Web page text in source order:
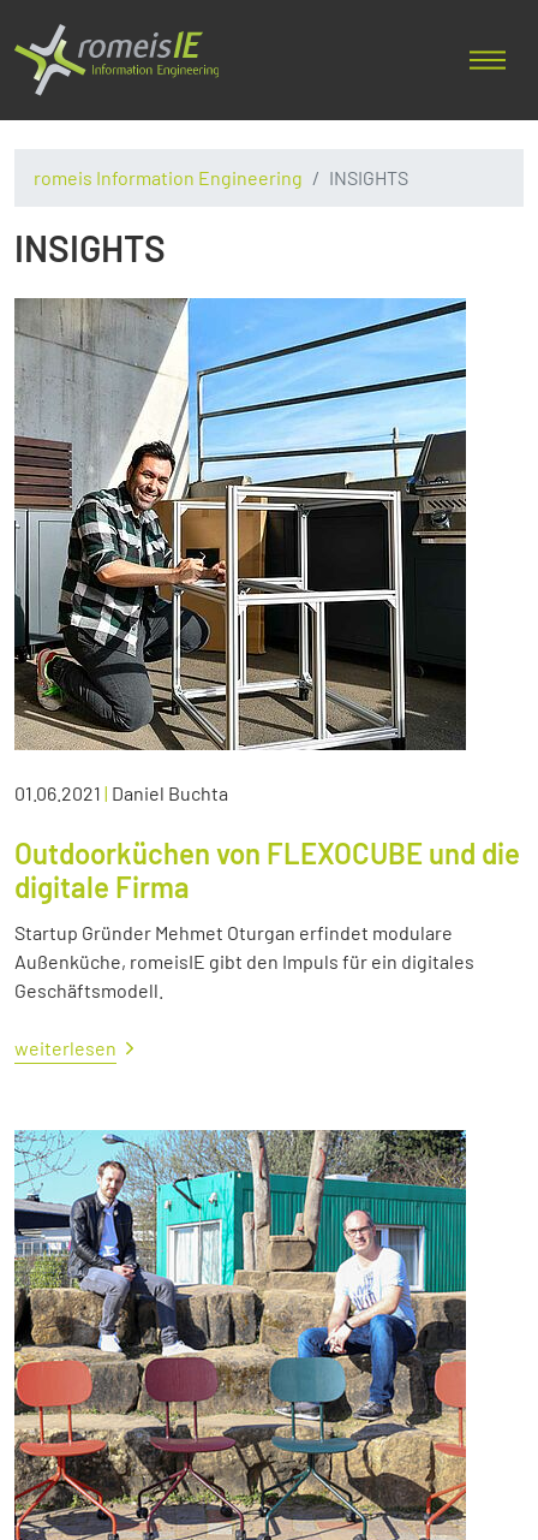
romeis Information Engineering INSIGHTS
INSIGHTS
01.06.2021 | Daniel Buchta
Outdoorküchen von FLEXOCUBE und die
digitale Firma
Startup Gründer Mehmet Oturgan erfindet modulare
Außenküche, romeisIE gibt den Impuls für ein digitales
Geschäftsmodell.
weiterlesen